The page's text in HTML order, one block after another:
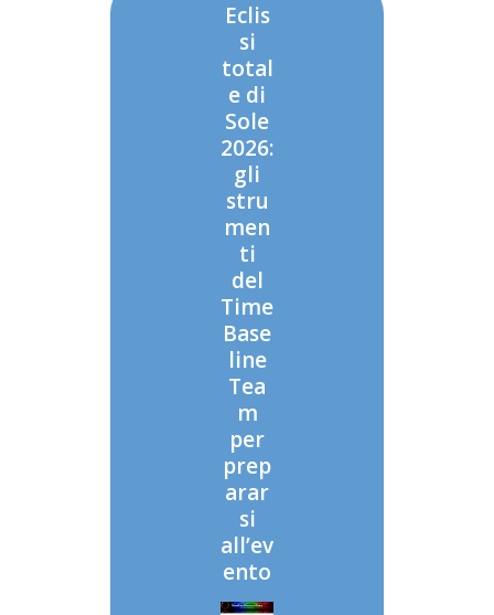
Eclis
si
total
e di
Sole
2026:
gli
stru
men
ti
del
Time
Base
line
Tea
m
per
prep
arar
si
all’ev
ento